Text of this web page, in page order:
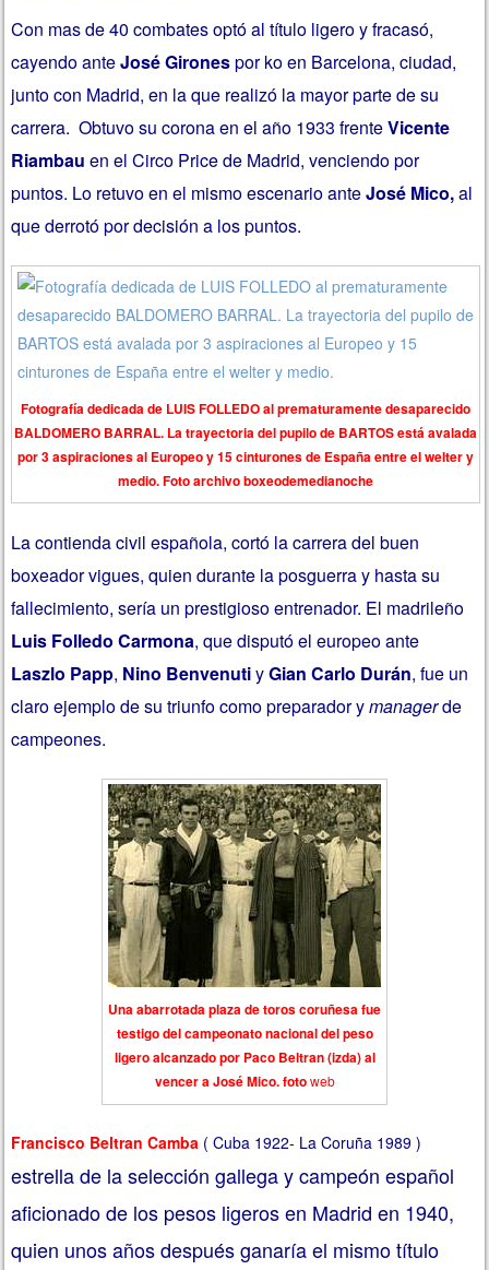
Con mas de 40 combates optó al título ligero y fracasó,
cayendo anteJosé Gironespor ko en Barcelona, ciudad,
junto con Madrid, en la que realizó la mayor parte de su
carrera. Obtuvo su corona en el año 1933 frenteVicente
Riambau en el Circo Price de Madrid, venciendo por
puntos. Lo retuvo en el mismo escenario anteJosé Mico,al
que derrotó por decisión a los puntos.
Fotografía dedicada de LUIS FOLLEDO al prematuramente desaparecido
BALDOMERO BARRAL. La trayectoria del pupilo de BARTOS está avalada
por 3 aspiraciones al Europeo y 15 cinturones de España entre el welter y
medio. Foto archivo boxeodemedianoche
La contienda civil española, cortó la carrera del buen
boxeador vigues, quien durante la posguerra y hasta su
fallecimiento, sería un prestigioso entrenador. El madrileño
Luis Folledo Carmona, que disputó el europeo ante
Laszlo Papp, Nino BenvenutiyGian Carlo Durán, fue un
claro ejemplo de su triunfo como preparador ymanagerde
campeones.
Una abarrotada plaza de toros coruñesa fue
testigo del campeonato nacional del peso
ligero alcanzado por Paco Beltran (izda) al
vencer a José Mico. foto web
Francisco Beltran Camba ( Cuba 1922- La Coruña 1989 )
estrella de la selección gallega y campeón español
aficionado de los pesos ligeros en Madrid en 1940,
quien unos años después ganaría el mismo título